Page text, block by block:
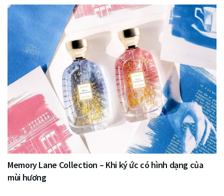
Memory Lane Collection – Khi ký ức có hình dạng của
mùi hương